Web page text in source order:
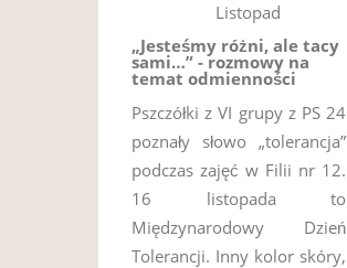
Listopad
„Jesteśmy różni, ale tacy
sami…” - rozmowy na
temat odmienności
Pszczółki z VI grupy z PS 24
poznały słowo „tolerancja”
podczas zajęć w Filii nr 12.
16 listopada to
Międzynarodowy Dzień
Tolerancji. Inny kolor skóry,